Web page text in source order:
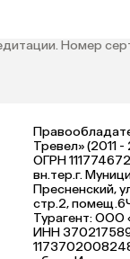
Номер
Тревел» (2011
ОГРН
вн.тер.г.
Пресненский,
стр.2,
Турагент: ООО
ИНН